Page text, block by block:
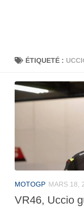
ÉTIQUETÉ :
MOTOGP MARS 18,
VR46, Uccio